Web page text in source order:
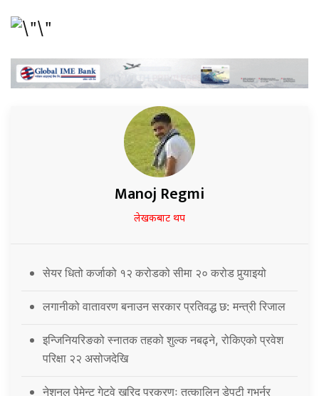
Manoj Regmi
लेखकबाट थप
सेयर धितो कर्जाको १२ करोडको सीमा २० करोड पुर्‍याइयो
लगानीको वातावरण बनाउन सरकार प्रतिवद्ध छ: मन्त्री रिजाल
इन्जिनियरिङको स्नातक तहको शुल्क नबढ्ने, रोकिएको प्रवेश
परिक्षा २२ असोजदेखि
नेशनल पेमेन्ट गेटवे खरिद प्रकरणः तत्कालिन डेपुटी गभर्नर